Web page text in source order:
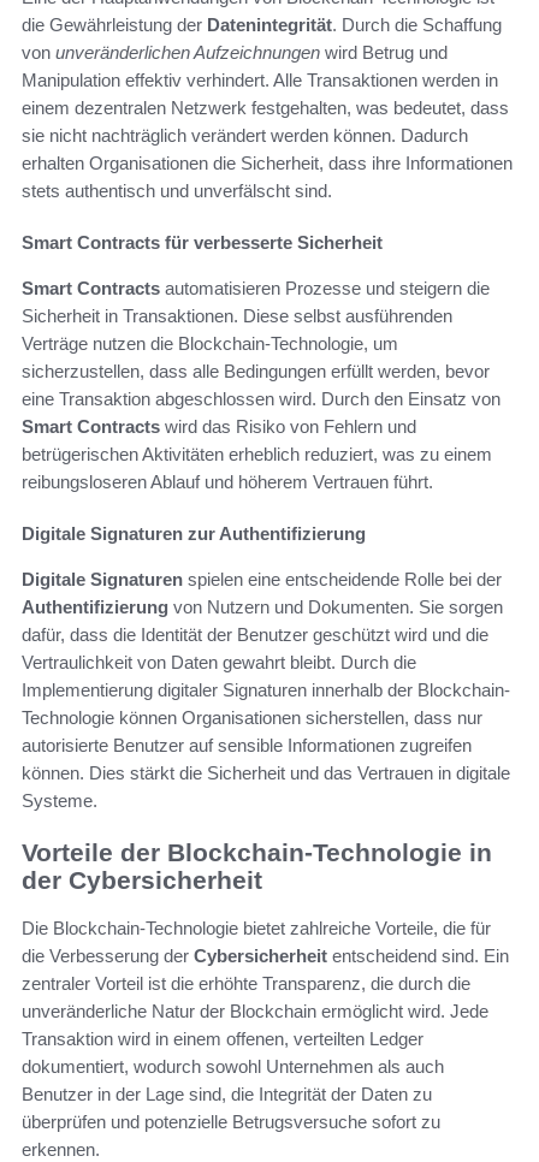
die Gewährleistung der Datenintegrität. Durch die Schaffung
von unveränderlichen Aufzeichnungen wird Betrug und
Manipulation effektiv verhindert. Alle Transaktionen werden in
einem dezentralen Netzwerk festgehalten, was bedeutet, dass
sie nicht nachträglich verändert werden können. Dadurch
erhalten Organisationen die Sicherheit, dass ihre Informationen
stets authentisch und unverfälscht sind.
Smart Contracts für verbesserte Sicherheit
Smart Contracts automatisieren Prozesse und steigern die
Sicherheit in Transaktionen. Diese selbst ausführenden
Verträge nutzen die Blockchain-Technologie, um
sicherzustellen, dass alle Bedingungen erfüllt werden, bevor
eine Transaktion abgeschlossen wird. Durch den Einsatz von
Smart Contracts wird das Risiko von Fehlern und
betrügerischen Aktivitäten erheblich reduziert, was zu einem
reibungsloseren Ablauf und höherem Vertrauen führt.
Digitale Signaturen zur Authentifizierung
Digitale Signaturen spielen eine entscheidende Rolle bei der
Authentifizierung von Nutzern und Dokumenten. Sie sorgen
dafür, dass die Identität der Benutzer geschützt wird und die
Vertraulichkeit von Daten gewahrt bleibt. Durch die
Implementierung digitaler Signaturen innerhalb der Blockchain-
Technologie können Organisationen sicherstellen, dass nur
autorisierte Benutzer auf sensible Informationen zugreifen
können. Dies stärkt die Sicherheit und das Vertrauen in digitale
Systeme.
Vorteile der Blockchain-Technologie in
der Cybersicherheit
Die Blockchain-Technologie bietet zahlreiche Vorteile, die für
die Verbesserung der Cybersicherheit entscheidend sind. Ein
zentraler Vorteil ist die erhöhte Transparenz, die durch die
unveränderliche Natur der Blockchain ermöglicht wird. Jede
Transaktion wird in einem offenen, verteilten Ledger
dokumentiert, wodurch sowohl Unternehmen als auch
Benutzer in der Lage sind, die Integrität der Daten zu
überprüfen und potenzielle Betrugsversuche sofort zu
erkennen.